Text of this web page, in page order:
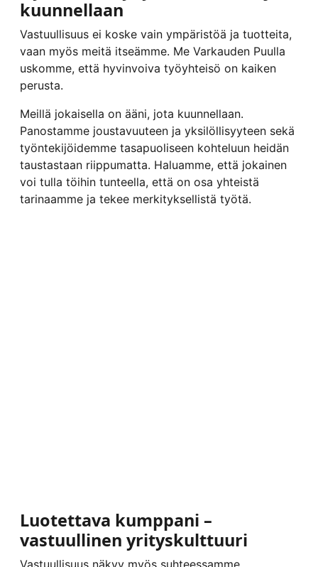
kuunnellaan
Vastuullisuus ei koske vain ympäristöä ja tuotteita,
vaan myös meitä itseämme. Me Varkauden Puulla
uskomme, että hyvinvoiva työyhteisö on kaiken
perusta.
Meillä jokaisella on ääni, jota kuunnellaan.
Panostamme joustavuuteen ja yksilöllisyyteen sekä
työntekijöidemme tasapuoliseen kohteluun heidän
taustastaan riippumatta. Haluamme, että jokainen
voi tulla töihin tunteella, että on osa yhteistä
tarinaamme ja tekee merkityksellistä työtä.
Luotettava kumppani –
vastuullinen yrityskulttuuri
Vastuullisuus näkyy myös suhteessamme